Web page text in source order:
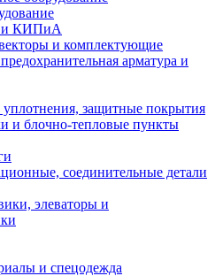
и КИПиА
и комплектующие
арматура и
уплотнения, защитные покрытия
и блочно-тепловые пункты
соединительные детали
элеваторы и
и спецодежда